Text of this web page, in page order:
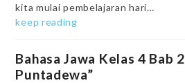
kita mulai pembelajaran hari…
keep reading
Bahasa Jawa Kelas 4 Bab
Puntadewa”